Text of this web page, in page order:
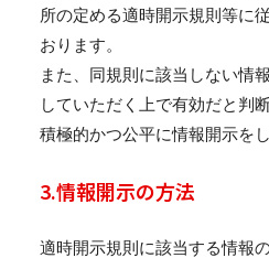
所の定める適時開示規則等に
おります。
また、同規則に該当しない情
していただく上で有効だと判
積極的かつ公平に情報開示を
3.情報開示の方法
適時開示規則に該当する情報